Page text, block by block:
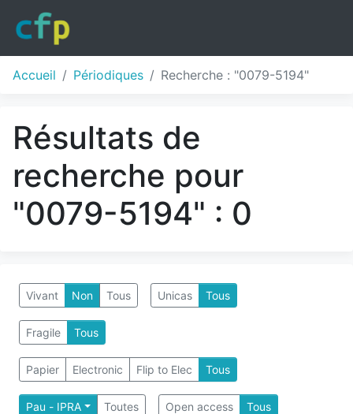
Accueil Périodiques Recherche : "0079-5194"
Résultats de
recherche pour
"0079-5194" : 0
Vivant Non Tous Unicas Tous
Fragile Tous
Papier Electronic Flip to Elec Tous
Pau - IPRA Toutes Open access Tous